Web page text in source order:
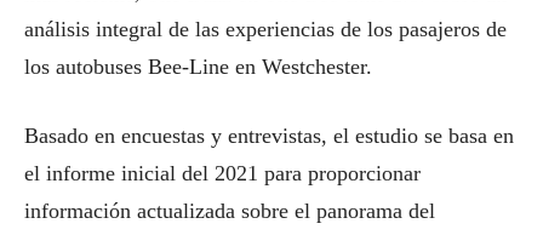
análisis integral de las experiencias de los pasajeros de
los autobuses Bee-Line en Westchester.
Basado en encuestas y entrevistas, el estudio se basa en
el informe inicial del 2021 para proporcionar
información actualizada sobre el panorama del